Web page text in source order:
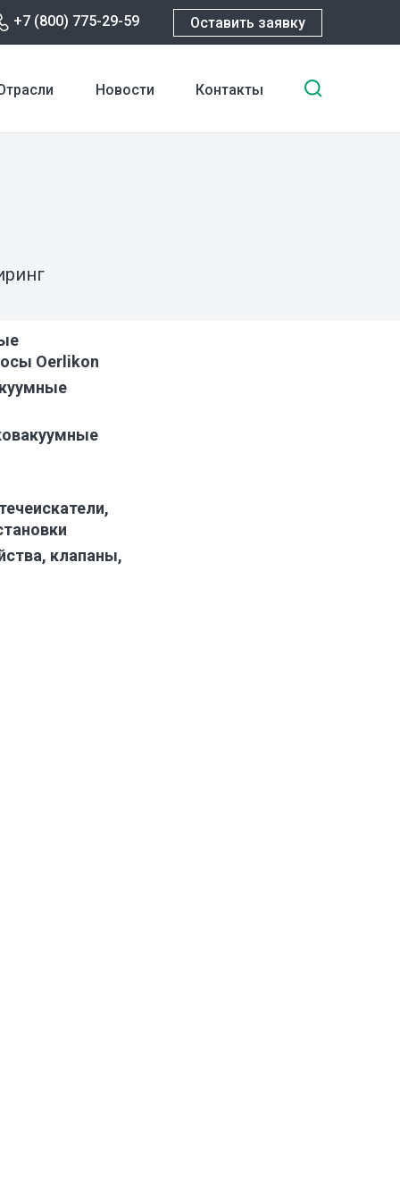
+7 (800) 775-29-59 Оставить заявку
Новости Контакты
Oerlikon
клапаны,